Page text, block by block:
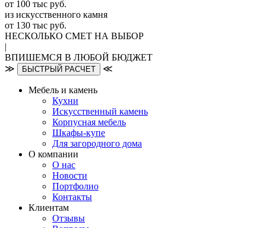
от 100 тыс руб.
из искусcтвенного камня
от 130 тыс руб.
НЕСКОЛЬКО СМЕТ НА ВЫБОР
|
ВПИШЕМСЯ В ЛЮБОЙ БЮДЖЕТ
≫
БЫСТРЫЙ РАСЧЕТ ≪
Мебель и камень
Кухни
Искусственный камень
Корпусная мебель
Шкафы-купе
Для загородного дома
О компании
О нас
Новости
Портфолио
Контакты
Клиентам
Отзывы